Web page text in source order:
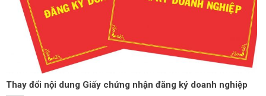
Thay đổi nội dung Giấy chứng nhận đăng ký doanh nghiệp